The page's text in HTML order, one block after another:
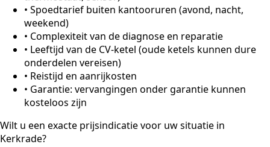
• Spoedtarief buiten kantooruren (avond, nacht,
weekend)
• Complexiteit van de diagnose en reparatie
• Leeftijd van de CV-ketel (oude ketels kunnen dure
onderdelen vereisen)
• Reistijd en aanrijkosten
• Garantie: vervangingen onder garantie kunnen
kosteloos zijn
Wilt u een exacte prijsindicatie voor uw situatie in
Kerkrade?